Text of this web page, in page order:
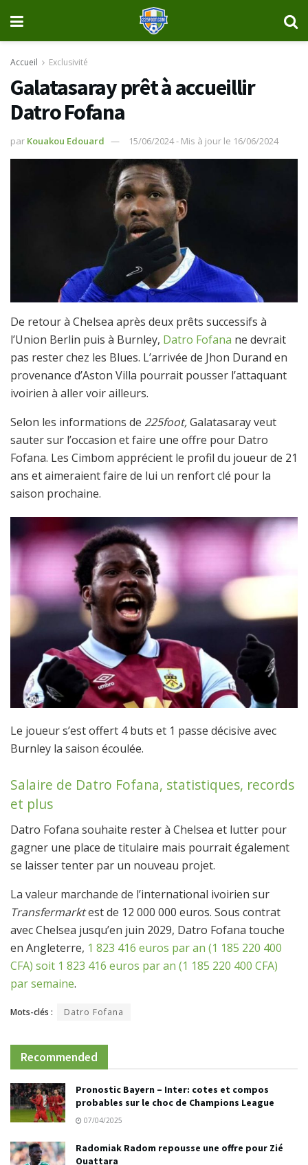
Accueil Exclusivité
Galatasaray prêt à accueillir
Datro Fofana
par Kouakou Edouard 15/06/2024 - Mis à jour le 16/06/2024
De retour à Chelsea après deux prêts successifs à
l’Union Berlin puis à Burnley, Datro Fofana ne devrait
pas rester chez les Blues. L’arrivée de Jhon Durand en
provenance d’Aston Villa pourrait pousser l’attaquant
ivoirien à aller voir ailleurs.
Selon les informations de 225foot,Galatasaray veut
sauter sur l’occasion et faire une offre pour Datro
Fofana. Les Cimbom apprécient le profil du joueur de 21
ans et aimeraient faire de lui un renfort clé pour la
saison prochaine.
Le joueur s’est offert 4 buts et 1 passe décisive avec
Burnley la saison écoulée.
Salaire de Datro Fofana, statistiques, records
et plus
Datro Fofana souhaite rester à Chelsea et lutter pour
gagner une place de titulaire mais pourrait également
se laisser tenter par un nouveau projet.
La valeur marchande de l’international ivoirien sur
Transfermarktest de 12 000 000 euros. Sous contrat
avec Chelsea jusqu’en juin 2029, Datro Fofana touche
en Angleterre, 1 823 416 euros par an (1 185 220 400
CFA) soit 1 823 416 euros par an (1 185 220 400 CFA)
par semaine.
Mots-clés : Datro Fofana
Recommended
Pronostic Bayern – Inter: cotes et compos
probables sur le choc de Champions League
07/04/2025
Radomiak Radom repousse une offre pour Zié
Ouattara